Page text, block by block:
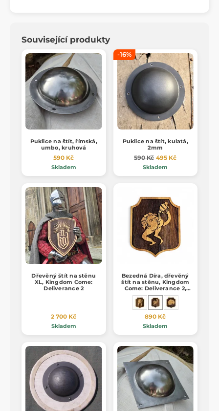
Související produkty
Puklice na štít, římská,
umbo, kruhová
590 Kč
Skladem
-16%
Puklice na štít, kulatá,
2mm
590 Kč 495 Kč
Skladem
Dřevěný štít na stěnu
XL, Kingdom Come:
Deliverance 2
2 700 Kč
Skladem
Bezedná Díra, dřevěný
štít na stěnu, Kingdom
Come: Deliverance 2,
malá
890 Kč
Skladem